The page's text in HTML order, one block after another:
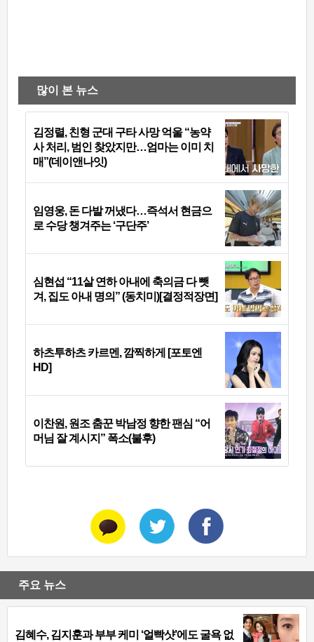
많이 본 뉴스
김정렬, 친형 군대 구타 사망 억울 “농약
사 처리, 범인 찾았지만…엄마는 이미 치
매”(데이앤나잇)
임영웅, 돈 다발 꺼냈다…즉석서 현금으
로 수당 챙겨주는 ‘구단주’
심현섭 “11살 연하 아내에 축의금 다 뺏
겨, 집도 아내 명의” (동치미)[결정적장면]
하츠투하츠 카르멘, 깜찍하게 [포토엔
HD]
이찬원, 원조 춤꾼 박남정 향한 팬심 “어
머님 잘 계시지” 폭소(불후)
주요 뉴스
김혜수, 김지훈과 부부 케미 ‘얼빡샷’에도 굴욕 없